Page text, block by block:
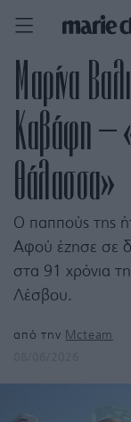
Μαρίνα
Καβάφη –
θάλασσα»
Ο παππούς της
Αφού έζησε σε
στα 91 χρόνια
Λέσβου.
από την Mcteam